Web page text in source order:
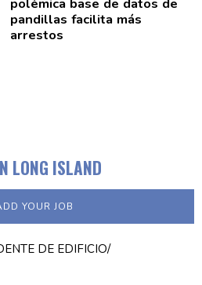
pandillas facilita más
arrestos
LONG ISLAND
YOUR JOB
DE EDIFICIO/